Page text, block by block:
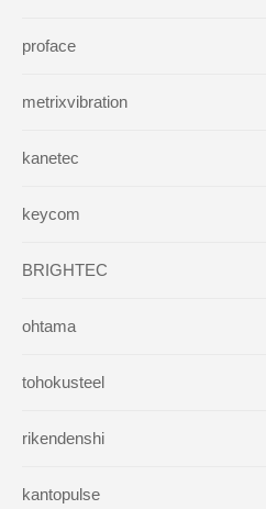
proface
metrixvibration
kanetec
keycom
BRIGHTEC
ohtama
tohokusteel
rikendenshi
kantopulse